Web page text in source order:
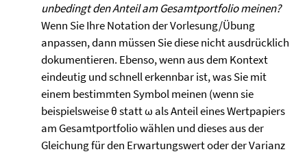
unbedingt den Anteil am Gesamtportfolio meinen?
Wenn Sie Ihre Notation der Vorlesung/Übung
anpassen, dann müssen Sie diese nicht ausdrücklich
dokumentieren. Ebenso, wenn aus dem Kontext
eindeutig und schnell erkennbar ist, was Sie mit
einem bestimmten Symbol meinen (wenn sie
beispielsweise θ statt ω als Anteil eines Wertpapiers
am Gesamtportfolio wählen und dieses aus der
Gleichung für den Erwartungswert oder der Varianz